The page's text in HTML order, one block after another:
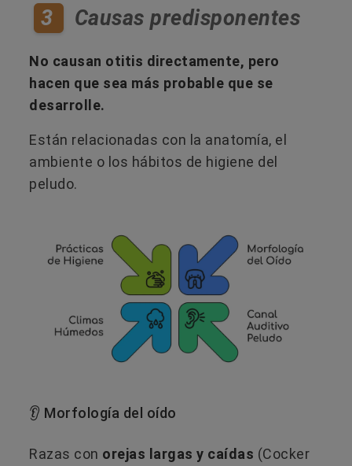
3 Causas predisponentes
No causan otitis directamente, pero
hacen que sea más probable que se
desarrolle.
Están relacionadas con la anatomía, el
ambiente o los hábitos de higiene del
peludo.
👂 Morfología del oído
Razas con orejas largas y caídas (Cocker